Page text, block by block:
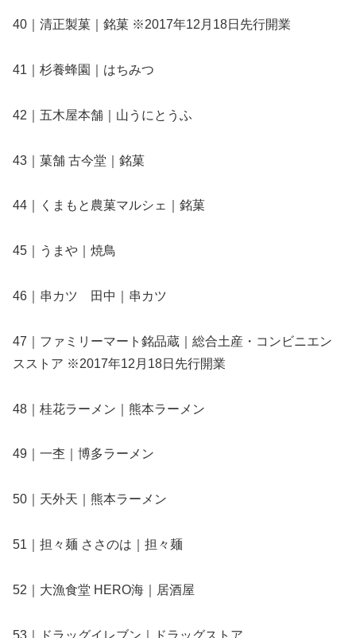
40｜清正製菓｜銘菓 ※2017年12月18日先行開業
41｜杉養蜂園｜はちみつ
42｜五木屋本舗｜山うにとうふ
43｜菓舗 古今堂｜銘菓
44｜くまもと農菓マルシェ｜銘菓
45｜うまや｜焼鳥
46｜串カツ 田中｜串カツ
47｜ファミリーマート銘品蔵｜総合土産・コンビニエン
スストア ※2017年12月18日先行開業
48｜桂花ラーメン｜熊本ラーメン
49｜一杢｜博多ラーメン
50｜天外天｜熊本ラーメン
51｜担々麺 ささのは｜担々麺
52｜大漁食堂 HERO海｜居酒屋
53｜ドラッグイレブン｜ドラッグストア